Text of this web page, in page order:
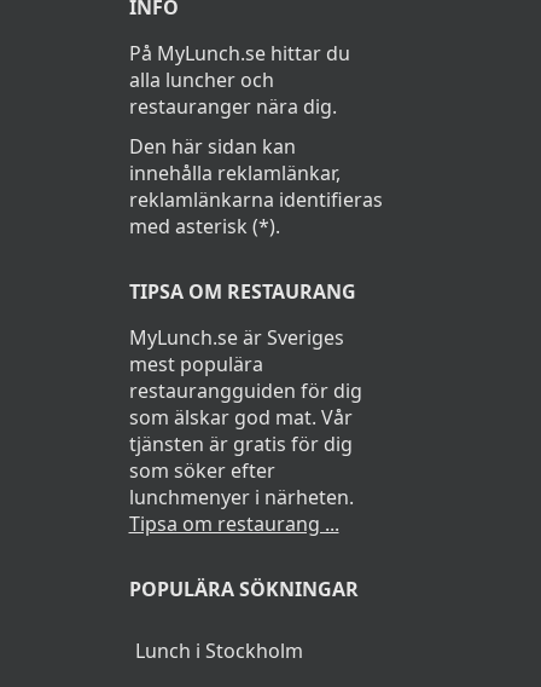
Vegetarisk senapsgriljerad
rotselleri
Janssons frestelse
Prinskorvar
Honungsglaserat
revbensspjäll
Kokt potatis
Gräddstuvad grönkål
Grönkålspaj med ädelost
INFO
På MyLunch.se hittar du
alla luncher och
restauranger nära dig.
Den här sidan kan
innehålla reklamlänkar,
reklamlänkarna identifieras
med asterisk (*).
TIPSA OM RESTAURANG
MyLunch.se är Sveriges
mest populära
restaurangguiden för dig
som älskar god mat. Vår
tjänsten är gratis för dig
som söker efter
lunchmenyer i närheten.
Tipsa om restaurang ...
POPULÄRA SÖKNINGAR
Lunch i Stockholm